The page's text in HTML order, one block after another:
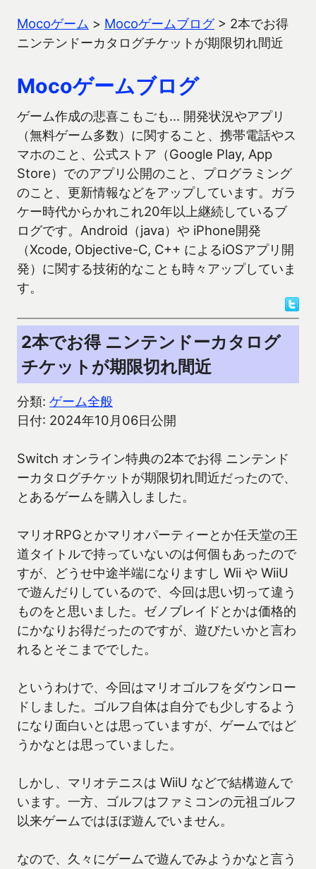
Mocoゲーム > Mocoゲームブログ> 2本でお得
ニンテンドーカタログチケットが期限切れ間近
Mocoゲームブログ
ゲーム作成の悲喜こもごも… 開発状況やアプリ
（無料ゲーム多数）に関すること、携帯電話やス
マホのこと、公式ストア（Google Play, App
Store）でのアプリ公開のこと、プログラミング
のこと、更新情報などをアップしています。ガラ
ケー時代からかれこれ20年以上継続しているブ
ログです。Android（java）や iPhone開発
（Xcode, Objective-C, C++ によるiOSアプリ開
発）に関する技術的なことも時々アップしていま
す。
2本でお得 ニンテンドーカタログ
チケットが期限切れ間近
分類: ゲーム全般
日付: 2024年10月06日公開
Switch オンライン特典の2本でお得 ニンテンド
ーカタログチケットが期限切れ間近だったので、
とあるゲームを購入しました。
マリオRPGとかマリオパーティーとか任天堂の王
道タイトルで持っていないのは何個もあったので
すが、どうせ中途半端になりますし Wii や WiiU
で遊んだりしているので、今回は思い切って違う
ものをと思いました。ゼノブレイドとかは価格的
にかなりお得だったのですが、遊びたいかと言わ
れるとそこまででした。
というわけで、今回はマリオゴルフをダウンロー
ドしました。ゴルフ自体は自分でも少しするよう
になり面白いとは思っていますが、ゲームではど
うかなとは思っていました。
しかし、マリオテニスは WiiU などで結構遊んで
います。一方、ゴルフはファミコンの元祖ゴルフ
以来ゲームではほぼ遊んでいません。
なので、久々にゲームで遊んでみようかなと言う